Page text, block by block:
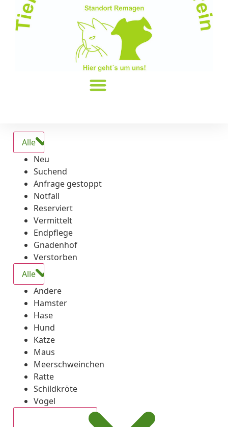
Alle
Neu
Suchend
Anfrage gestoppt
Notfall
Reserviert
Vermittelt
Endpflege
Gnadenhof
Verstorben
Alle
Andere
Hamster
Hase
Hund
Katze
Maus
Meerschweinchen
Ratte
Schildkröte
Vogel